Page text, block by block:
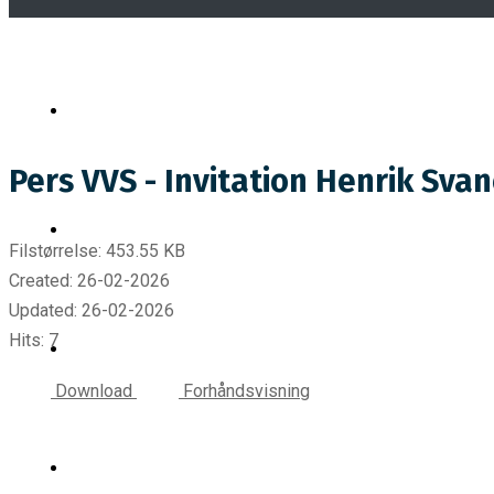
Pers VVS - Invitation Henrik
Filstørrelse: 453.55 KB
Created: 26-02-2026
Updated: 26-02-2026
Hits: 7
Download Forhåndsvisning